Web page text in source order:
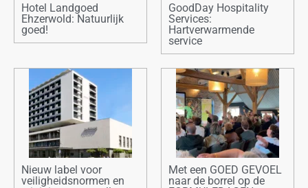
Hotel Landgoed
Ehzerwold: Natuurlijk
goed!
GoodDay Hospitality
Services:
Hartverwarmende
service
Nieuw label voor
veiligheidsnormen en
Met een GOED GEVOEL
naar de borrel op de